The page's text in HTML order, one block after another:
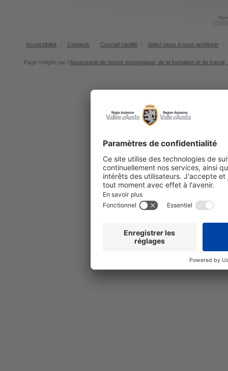
Accessibilità Contacts Courriel certifié Aidez-nous à nous améliorer
Page rédigée par l'Assessorat de l’essor économique, de la formation et du